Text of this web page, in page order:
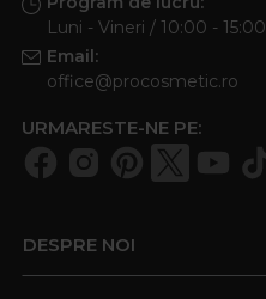
Luni - Vineri / 10:00 - 15:00
Email:
office@procosmetic.ro
URMARESTE-NE PE:
DESPRE NOI